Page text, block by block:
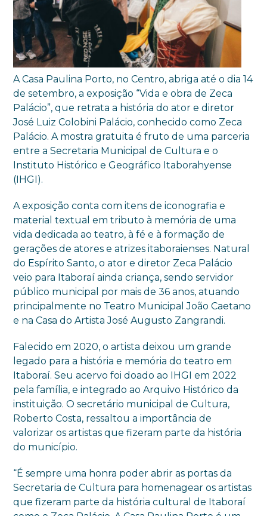
A Casa Paulina Porto, no Centro, abriga até o dia 14
de setembro, a exposição “Vida e obra de Zeca
Palácio”, que retrata a história do ator e diretor
José Luiz Colobini Palácio, conhecido como Zeca
Palácio. A mostra gratuita é fruto de uma parceria
entre a Secretaria Municipal de Cultura e o
Instituto Histórico e Geográfico Itaborahyense
(IHGI).
A exposição conta com itens de iconografia e
material textual em tributo à memória de uma
vida dedicada ao teatro, à fé e à formação de
gerações de atores e atrizes itaboraienses. Natural
do Espírito Santo, o ator e diretor Zeca Palácio
veio para Itaboraí ainda criança, sendo servidor
público municipal por mais de 36 anos, atuando
principalmente no Teatro Municipal João Caetano
e na Casa do Artista José Augusto Zangrandi.
Falecido em 2020, o artista deixou um grande
legado para a história e memória do teatro em
Itaboraí. Seu acervo foi doado ao IHGI em 2022
pela família, e integrado ao Arquivo Histórico da
instituição. O secretário municipal de Cultura,
Roberto Costa, ressaltou a importância de
valorizar os artistas que fizeram parte da história
do município.
“É sempre uma honra poder abrir as portas da
Secretaria de Cultura para homenagear os artistas
que fizeram parte da história cultural de Itaboraí